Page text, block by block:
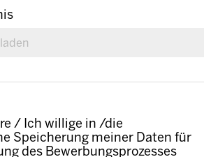
/ Ich willige in /die
Speicherung meiner Daten für
des Bewerbungsprozesses